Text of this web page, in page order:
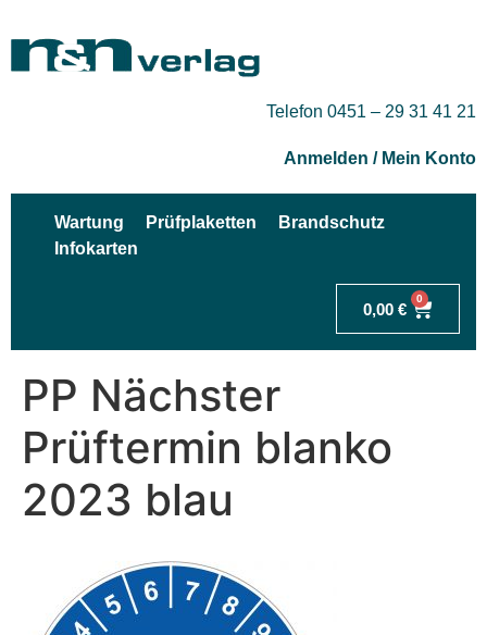
Telefon 0451 – 29 31 41 21
Anmelden / Mein Konto
Wartung Prüfplaketten
Brandschutz
Infokarten
0,00 €
0
PP Nächster
Prüftermin blanko
2023 blau